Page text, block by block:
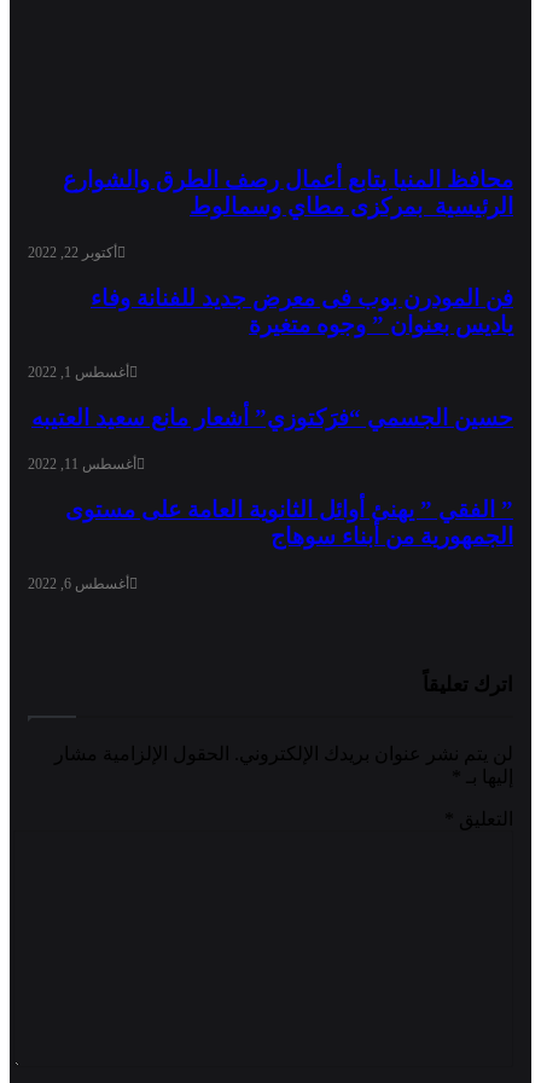
محافظ المنيا يتابع أعمال رصف الطرق والشوارع
الرئيسية بمركزى مطاي وسمالوط
أكتوبر 22, 2022
فن المودرن بوب فى معرض جديد للفنانة وفاء
ياديس بعنوان ” وجوه متغيرة
أغسطس 1, 2022
حسين الجسمي “فرَكتوزي” أشعار مانع سعيد العتيبه
أغسطس 11, 2022
” الفقي ” يهنئ أوائل الثانوية العامة على مستوى
الجمهورية من أبناء سوهاج
أغسطس 6, 2022
اترك تعليقاً
لن يتم نشر عنوان بريدك الإلكتروني.
الحقول الإلزامية مشار
إليها بـ
التعليق